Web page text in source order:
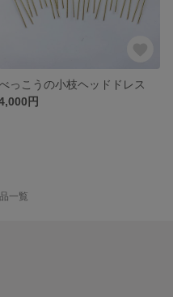
っこうの小枝ヘッドドレス
円
一覧